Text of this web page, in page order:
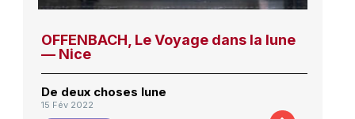
OFFENBACH, Le Voyage dans la lune
— Nice
De deux choses lune
15 Fév 2022